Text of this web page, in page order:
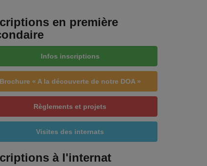
en première
Infos inscriptions
Brochure « A la découverte de notre DOA »
Règlements et projets
Visites des internats
à l'internat